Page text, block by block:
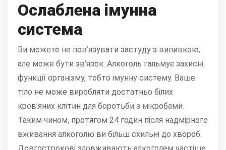
Ослаблена імунна
система
Ви можете не пов’язувати застуду з випивкою,
але може бути зв’язок. Алкоголь гальмує захисні
функції організму, тобто імунну систему. Ваше
тіло не може виробляти достатньо білих
кров’яних клітин для боротьби з мікробами.
Таким чином, протягом 24 годин після надмірного
вживання алкоголю ви більш схильні до хвороб.